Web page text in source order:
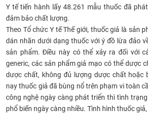
Y tế tiến hành lấy 48.261 mẫu thuốc đã
đảm bảo chất lượng.
Theo Tổ chức Y tế Thế giới, thuốc giả là sản
dán nhãn dưới dạng thuốc với ý đồ lừa đảo
sản phẩm. Điều này có thể xảy ra đối với
generic, các sản phẩm giả mạo có thể dược
dược chất, không đủ lượng dược chất hoặc
nay thuốc giả đã bùng nổ trên phạm vi toàn
công nghệ ngày càng phát triển thì tình
phổ biến ngày càng nhiều. Tình hình thuốc